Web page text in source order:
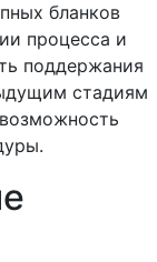
бланков
процесса и
поддержания
стадиям